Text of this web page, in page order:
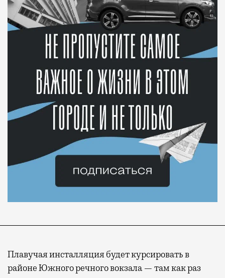
Плавучая инсталляция будет курсировать в
районе Южного речного вокзала — там как раз